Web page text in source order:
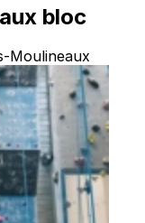
bloc
Moulineaux